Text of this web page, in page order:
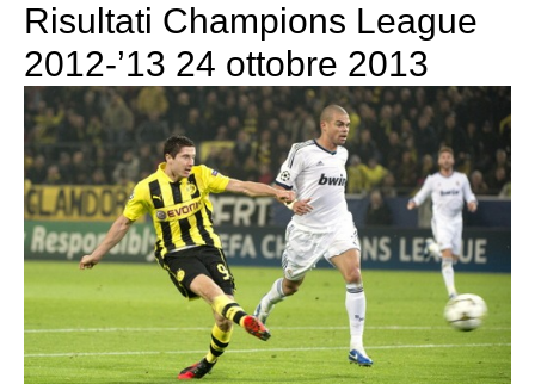
Risultati Champions League
2012-’13 24 ottobre 2013